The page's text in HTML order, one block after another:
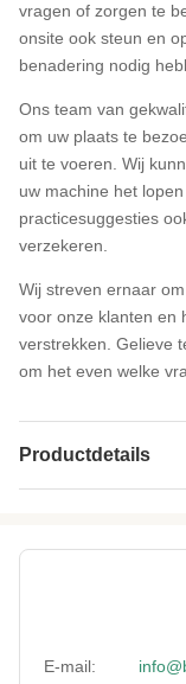
vragen of zorgen te
onsite ook steun en
benadering nodig
Ons team van
om uw plaats te
uit te voeren. Wij
uw machine het
practicesuggesties
verzekeren.
Wij streven ernaar
voor onze klanten en
verstrekken. Gelieve
om het even welke
Productdetails
Roller Speed: 0-
E-mail: